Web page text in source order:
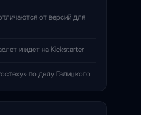
от версий для
и идет на Kickstarter
по делу Галицкого